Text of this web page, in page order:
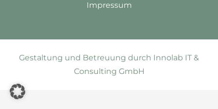
Impressum
Gestaltung und Betreuung durch Innolab IT &
Consulting GmbH